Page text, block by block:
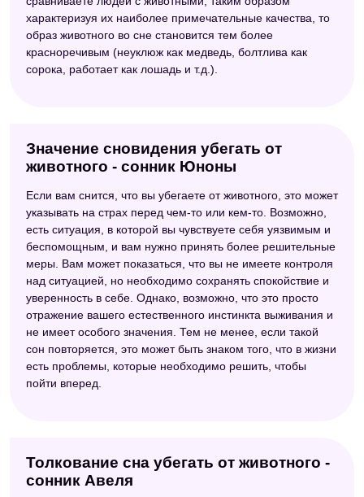
характеризуя их наиболее примечательные качества, то
образ животного во сне становится тем более
красноречивым (неуклюж как медведь, болтлива как
сорока, работает как лошадь и т.д.).
Значение сновидения убегать от
животного - сонник Юноны
Если вам снится, что вы убегаете от животного, это может
указывать на страх перед чем-то или кем-то. Возможно,
есть ситуация, в которой вы чувствуете себя уязвимым и
беспомощным, и вам нужно принять более решительные
меры. Вам может показаться, что вы не имеете контроля
над ситуацией, но необходимо сохранять спокойствие и
уверенность в себе. Однако, возможно, что это просто
отражение вашего естественного инстинкта выживания и
не имеет особого значения. Тем не менее, если такой
сон повторяется, это может быть знаком того, что в жизни
есть проблемы, которые необходимо решить, чтобы
пойти вперед.
Толкование сна убегать от животного -
сонник Авеля